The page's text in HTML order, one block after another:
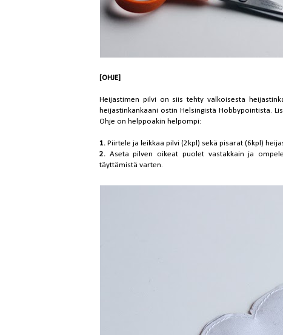
[OHJE]
Heijastimen pilvi on siis tehty valkoisesta
heijastinkankaani ostin HelsingistäHobbypointista.
Ohje on helppoakin helpompi:
1. Piirtele ja leikkaa pilvi (2kpl) sekä pisarat (6kpl)
2. Aseta pilven oikeat puolet vastakkain ja
täyttämistä varten.